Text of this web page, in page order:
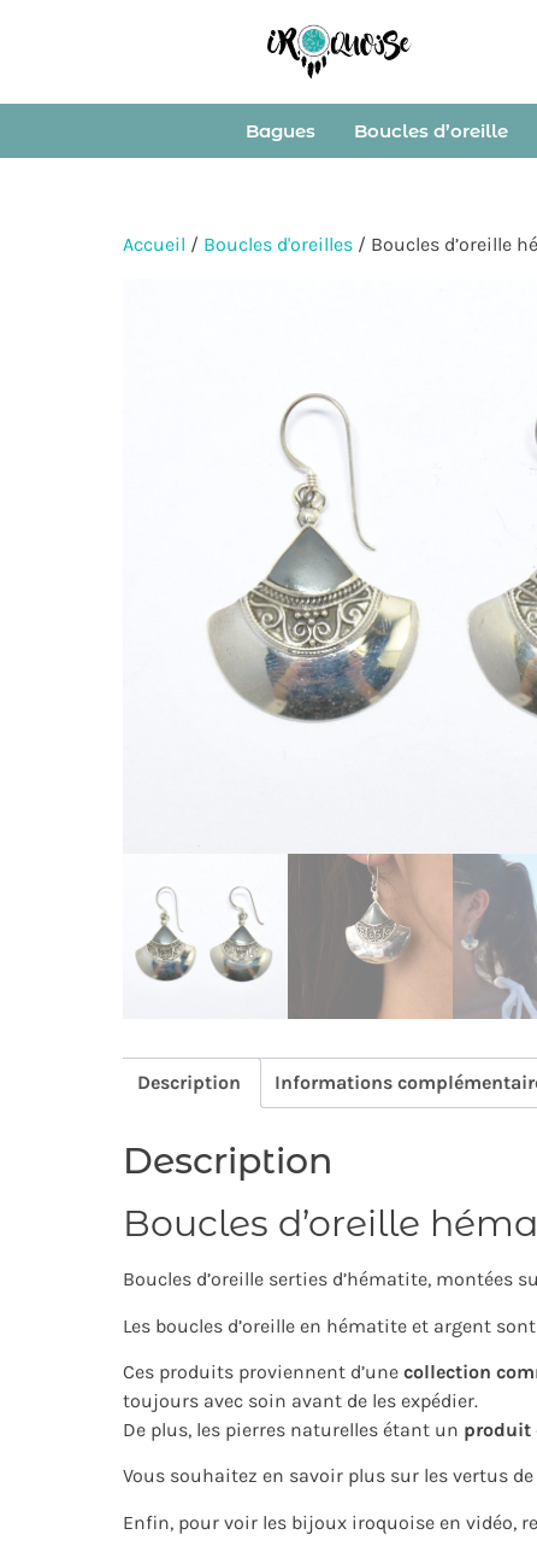
Bagues Boucles d’oreille
Accueil / Boucles d'oreilles / Boucles d’oreille
Description Informations
Description
Boucles d’oreille
Boucles d’oreille serties d’hématite,
Les boucles d’oreille en hématite et argent
Ces produits proviennent d’une collection
toujours avec soin avant de les expédier.
De plus, les pierres naturelles étant un produit
Vous souhaitez en savoir plus sur les vertus de
Enfin, pour voir les bijoux iroquoise en vidéo,